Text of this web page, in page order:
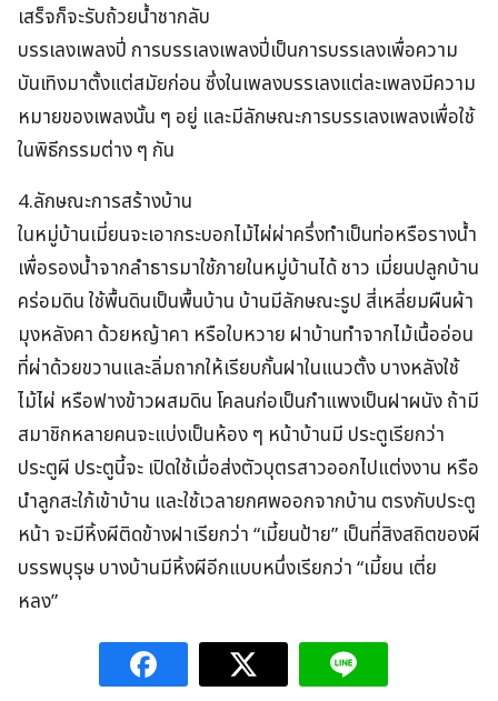
เสร็จก็จะรับถ้วยน้ำชากลับ
บรรเลงเพลงปี่ การบรรเลงเพลงปี่เป็นการบรรเลงเพื่อความ
บันเทิงมาตั้งแต่สมัยก่อน ซึ่งในเพลงบรรเลงแต่ละเพลงมีความ
หมายของเพลงนั้น ๆ อยู่ และมีลักษณะการบรรเลงเพลงเพื่อใช้
ในพิธีกรรมต่าง ๆ กัน
4.ลักษณะการสร้างบ้าน
ในหมู่บ้านเมี่ยนจะเอากระบอกไม้ไผ่ผ่าครึ่งทำเป็นท่อหรือรางน้ำ
เพื่อรองน้ำจากลำธารมาใช้ภายในหมู่บ้านได้ ชาว เมี่ยนปลูกบ้าน
คร่อมดิน ใช้พื้นดินเป็นพื้นบ้าน บ้านมีลักษณะรูป สี่เหลี่ยมผืนผ้า
มุงหลังคา ด้วยหญ้าคา หรือใบหวาย ฝาบ้านทำจากไม้เนื้ออ่อน
ที่ผ่าด้วยขวานและลิ่มถากให้เรียบกั้นฝาในแนวตั้ง บางหลังใช้
ไม้ไผ่ หรือฟางข้าวผสมดิน โคลนก่อเป็นกำแพงเป็นฝาผนัง ถ้ามี
สมาชิกหลายคนจะแบ่งเป็นห้อง ๆ หน้าบ้านมี ประตูเรียกว่า
ประตูผี ประตูนี้จะ เปิดใช้เมื่อส่งตัวบุตรสาวออกไปแต่งงาน หรือ
นำลูกสะใภ้เข้าบ้าน และใช้เวลายกศพออกจากบ้าน ตรงกับประตู
หน้า จะมีหิ้งผีติดข้างฝาเรียกว่า “เมี้ยนป้าย” เป็นที่สิงสถิตของผี
บรรพบุรุษ บางบ้านมีหิ้งผีอีกแบบหนึ่งเรียกว่า “เมี้ยน เตี่ย
หลง”